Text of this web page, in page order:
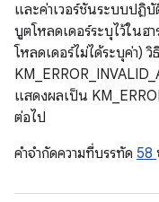
และค่าเวอร์ชันระบบปฏิ
บูตโหลดเดอร์ระบุไว้ในฮ
โหลดเดอร์ไม่ได้ระบุค่า)
แสดงผลเป็น
ต่อไป
คําจํากัดความที่บรรทัด 58